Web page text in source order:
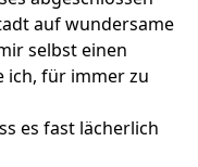
auf wundersame
selbst einen
ich, für immer zu
es fast lächerlich